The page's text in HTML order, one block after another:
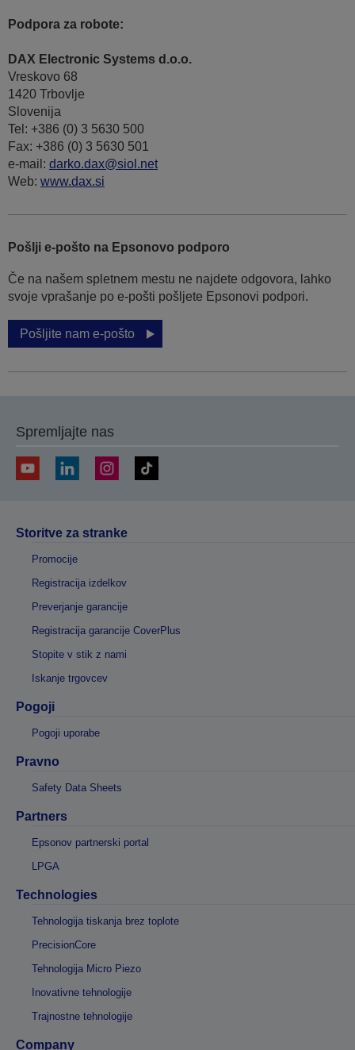
Podpora za robote:
DAX Electronic Systems d.o.o.
Vreskovo 68
1420 Trbovlje
Slovenija
Tel: +386 (0) 3 5630 500
Fax: +386 (0) 3 5630 501
e-mail: darko.dax@siol.net
Web: www.dax.si
Pošlji e-pošto na Epsonovo podporo
Če na našem spletnem mestu ne najdete odgovora, lahko
svoje vprašanje po e-pošti pošljete Epsonovi podpori.
Pošljite nam e-pošto
Spremljajte nas
Storitve za stranke
Promocije
Registracija izdelkov
Preverjanje garancije
Registracija garancije CoverPlus
Stopite v stik z nami
Iskanje trgovcev
Pogoji
Pogoji uporabe
Pravno
Safety Data Sheets
Partners
Epsonov partnerski portal
LPGA
Technologies
Tehnologija tiskanja brez toplote
PrecisionCore
Tehnologija Micro Piezo
Inovativne tehnologije
Trajnostne tehnologije
Company